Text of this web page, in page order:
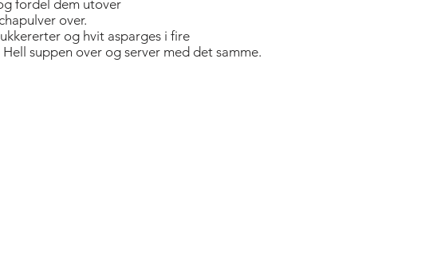
fordel dem utover
over.
og hvit asparges i fire
suppen over og server med det samme.